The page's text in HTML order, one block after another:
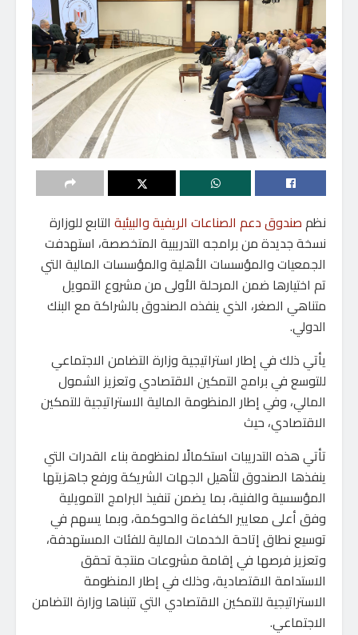
نظمصندوق دعم الصناعات الريفية والبيئية التابع للوزارة
نسخة جديدة من برامجه التدريبية المتخصصة، استهدفت
الجمعيات والمؤسسات الأهلية والمؤسسات المالية التي
تم اختيارها ضمن المرحلة الأولى من مشروع التمويل
متناهي الصغر، الذي ينفذه الصندوق بالشراكة مع البنك
الدولي.
يأتي ذلك في إطار استراتيجية وزارة التضامن الاجتماعي
للتوسع في برامج التمكين الاقتصادي وتعزيز الشمول
المالي، وفي إطار المنظومة المالية الاستراتيجية للتمكين
الاقتصادي، حيث
تأتي هذه التدريبات استكمالًا لمنظومة بناء القدرات التي
ينفذها الصندوق لتأهيل الجهات الشريكة ورفع جاهزيتها
المؤسسية والفنية، بما يضمن تنفيذ البرامج التمويلية
وفق أعلى معايير الكفاءة والحوكمة، وبما يسهم في
توسيع نطاق إتاحة الخدمات المالية للفئات المستهدفة،
وتعزيز فرصها في إقامة مشروعات منتجة تحقق
الاستدامة الاقتصادية، وذلك في إطار المنظومة
الاستراتيجية للتمكين الاقتصادي التي تتبناها وزارة التضامن
الاجتماعي.